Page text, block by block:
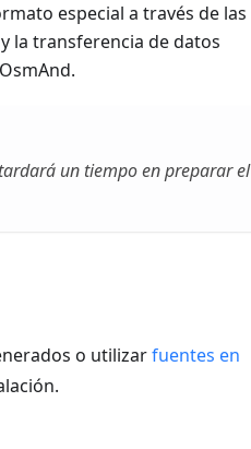
especial a través de las
la transferencia de datos
un tiempo en preparar el
o utilizarfuentes en